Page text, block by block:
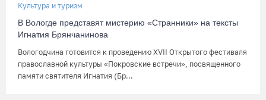
Культура и туризм
В Вологде представят мистерию «Странники» на тексты
Игнатия Брянчанинова
Вологодчина готовится к проведению XVII Открытого фестиваля
православной культуры «Покровские встречи», посвященного
памяти святителя Игнатия (Бр...